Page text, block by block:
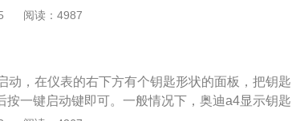
融入了奥迪在高科技独家技术，又进一步丰富了
，更成熟体现在经过多次成功的升级，不仅达到
很强。
阅读：4987
动，在仪表的右下方有个钥匙形状的面板，把钥匙
按一键启动键即可。一般情况下，奥迪a4显示钥匙